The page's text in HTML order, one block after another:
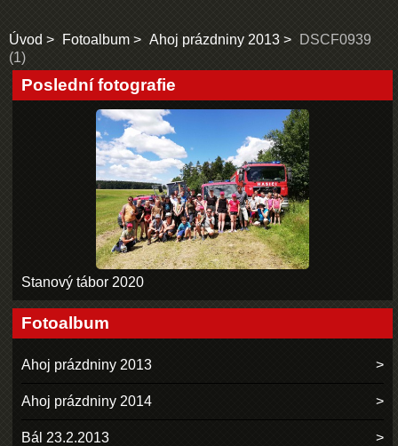
Úvod Fotoalbum Ahoj prázdniny 2013
DSCF0939
(1)
Poslední fotografie
Stanový tábor 2020
Fotoalbum
Ahoj prázdniny 2013
Ahoj prázdniny 2014
Bál 23.2.2013